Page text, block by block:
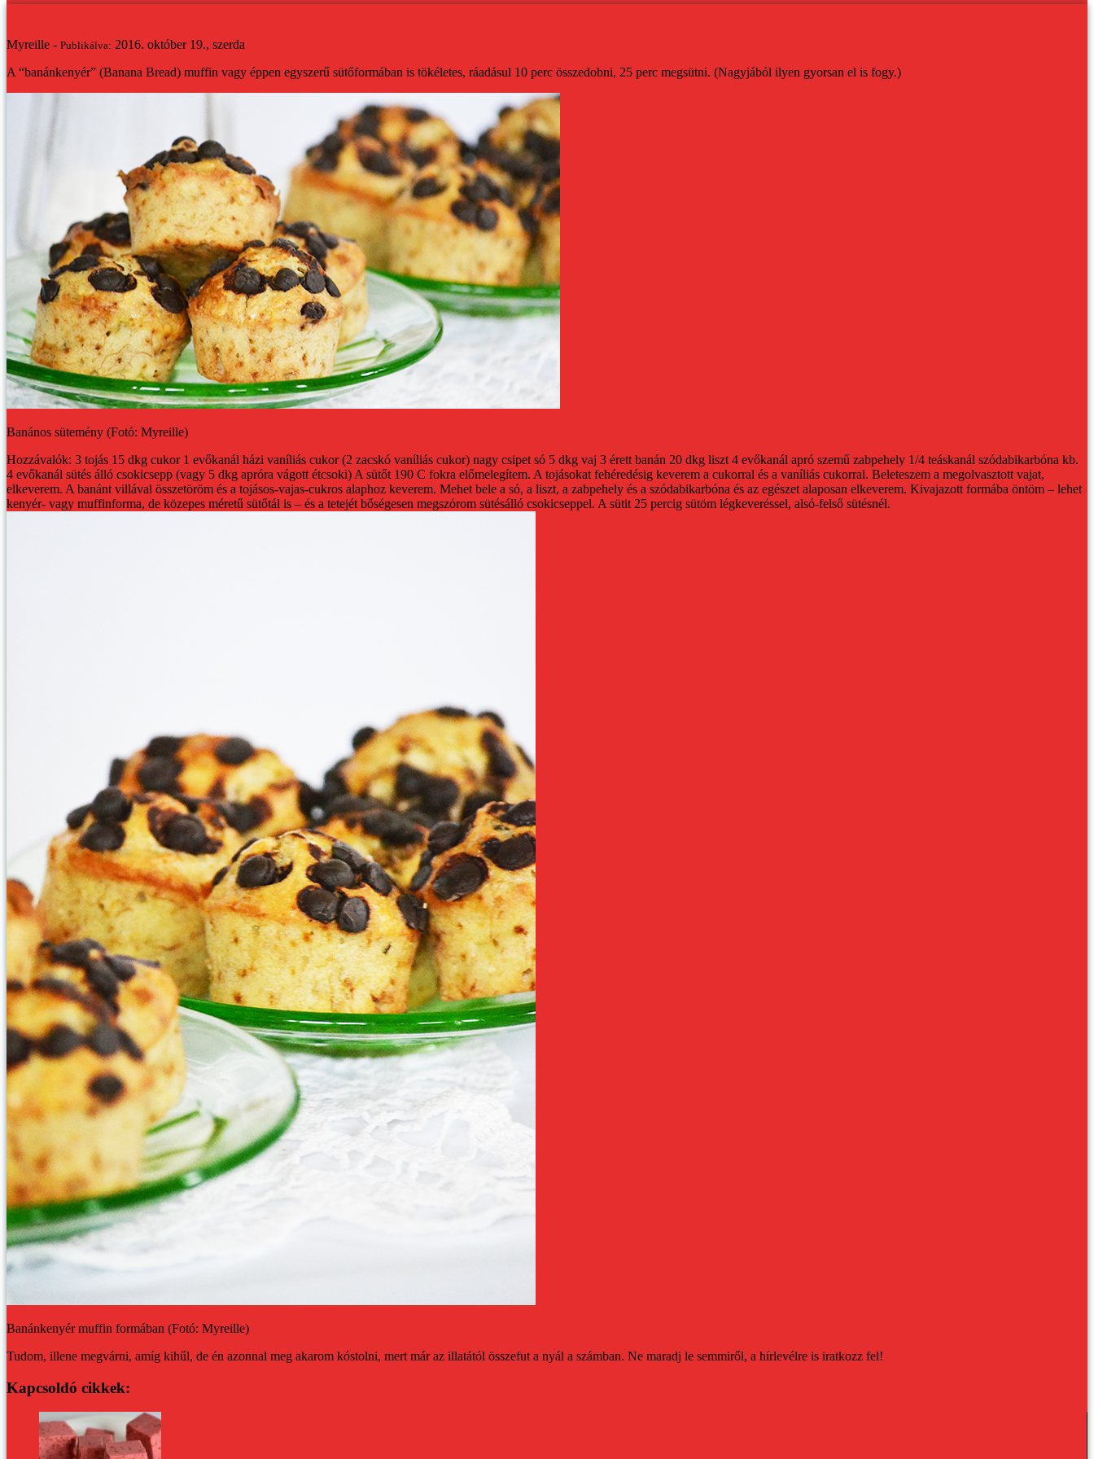
Myreille - Publikálva: 2016. október 19., szerda
A “banánkenyér” (Banana Bread) muffin vagy éppen egyszerű sütőformában is tökéletes, ráadásul 10 perc összedobni, 25 perc megsütni. (Nagyjából ilyen gyorsan el is fogy.)
Banános sütemény (Fotó: Myreille)
Hozzávalók: 3 tojás 15 dkg cukor1 evőkanál házi vaníliás cukor (2 zacskó vaníliás cukor) nagy csipet só 5 dkg vaj 3 érett banán 20 dkg liszt 4 evőkanál apró szemű zabpehely 1/4 teáskanál szódabikarbóna kb.
4 evőkanál sütés álló csokicsepp (vagy 5 dkg apróra vágott étcsoki) A sütőt 190 C fokra előmelegítem. A tojásokat fehéredésig keverem a cukorral és a vaníliás cukorral. Beleteszem a megolvasztott vajat,
elkeverem. A banánt villával összetöröm és a tojásos-vajas-cukros alaphoz keverem. Mehet bele a só, a liszt, a zabpehely és a szódabikarbóna és az egészet alaposan elkeverem. Kivajazott formába öntöm – lehet
kenyér- vagy muffinforma, de közepes méretű sütőtál is – és a tetejét bőségesen megszórom sütésálló csokicseppel. A sütit 25 percig sütöm légkeveréssel, alsó-felső sütésnél.
Banánkenyér muffin formában (Fotó: Myreille)
Tudom, illene megvárni, amíg kihűl, de én azonnal meg akarom kóstolni, mert már az illatától összefut a nyál a számban. Ne maradj le semmiről, a hírlevélre is iratkozz fel!
Kapcsoldó cikkek: